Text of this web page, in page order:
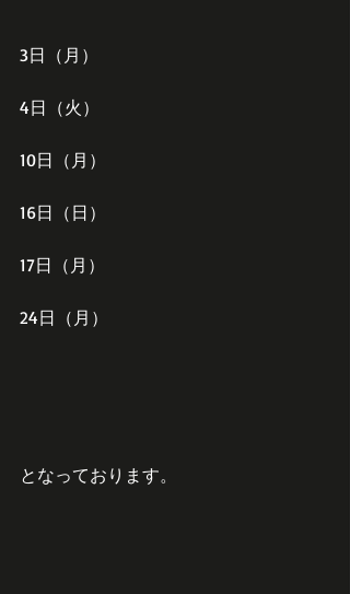
3日（月）
4日（火）
10日（月）
16日（日）
17日（月）
24日（月）
となっております。